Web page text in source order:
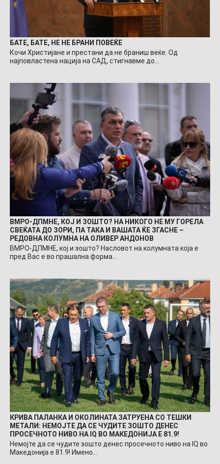
БАТЕ, БАТЕ, НЕ НЕ БРАНИ ПОВЕЌЕ
Кочи Христијане и престани да не браниш веќе. Од
најповластена нација на САД, стигнавме до…
ВМРО-ДПМНЕ, КОЈ И ЗОШТО? НА НИКОГО НЕ МУ ГОРЕЛА
СВЕЌАТА ДО ЗОРИ, ПА ТАКА И ВАШАТА ЌЕ ЗГАСНЕ –
РЕДОВНА КОЛУМНА НА ОЛИВЕР АНДОНОВ
ВМРО-ДПМНЕ, кој и зошто? Насловот на колумната која е
пред Вас е во прашална форма…
КРИВА ПАЛАНКА И ОКОЛИНАТА ЗАТРУЕНА СО ТЕШКИ
МЕТАЛИ: НЕМОЈТЕ ДА СЕ ЧУДИТЕ ЗОШТО ДЕНЕС
ПРОСЕЧНОТО НИВО НА IQ ВО МАКЕДОНИЈА Е 81.9!
Немојте да се чудите зошто денес просечното ниво на IQ во
Македонија е 81.9! Имено…